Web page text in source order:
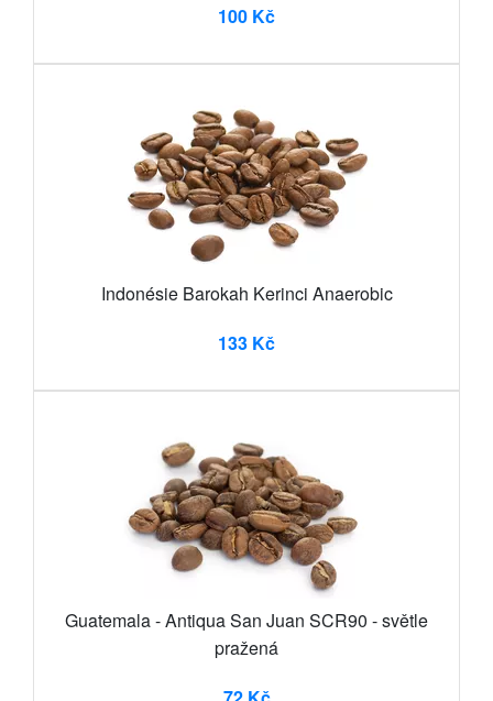
100 Kč
Indonésie Barokah Kerinci Anaerobic
133 Kč
Guatemala - Antiqua San Juan SCR90 - světle
pražená